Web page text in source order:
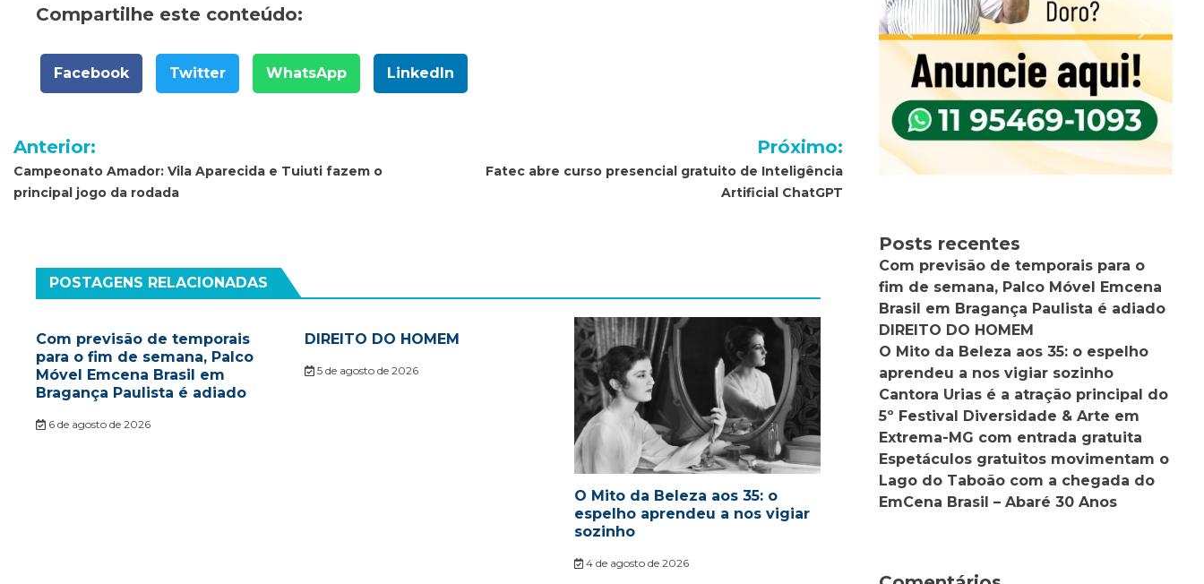
Compartilhe este conteúdo:
Facebook Twitter WhatsApp LinkedIn
Navegação
de
Post
Anterior:
Campeonato Amador: Vila Aparecida e Tuiuti fazem o
principal jogo da rodada
Próximo:
Fatec abre curso presencial gratuito de Inteligência
Artificial ChatGPT
POSTAGENS RELACIONADAS
Com previsão de temporais
para o fim de semana, Palco
Móvel Emcena Brasil em
Bragança Paulista é adiado
6 de agosto de 2026
DIREITO DO HOMEM
5 de agosto de 2026
O Mito da Beleza aos 35: o
espelho aprendeu a nos vigiar
sozinho
4 de agosto de 2026
Posts recentes
Com previsão de temporais para o
fim de semana, Palco Móvel Emcena
Brasil em Bragança Paulista é adiado
DIREITO DO HOMEM
O Mito da Beleza aos 35: o espelho
aprendeu a nos vigiar sozinho
Cantora Urias é a atração principal do
5º Festival Diversidade & Arte em
Extrema-MG com entrada gratuita
Espetáculos gratuitos movimentam o
Lago do Taboão com a chegada do
EmCena Brasil – Abaré 30 Anos